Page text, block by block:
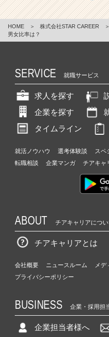
HOME ＞ 株式会社STAR CAREER ＞
男女比率は？
SERVICE 就職サービス
求人を探す
企業を探す
タイムライン
就活ノウハウ 選考体験談 スペ
転職相談
企業マンガ チアキャ
ABOUT チアキャリアにつ
チアキャリアとは
会社概要 ニュースルーム
メデ
プライバシーポリシー
BUSINESS 企業・採用担
企業担当者様へ